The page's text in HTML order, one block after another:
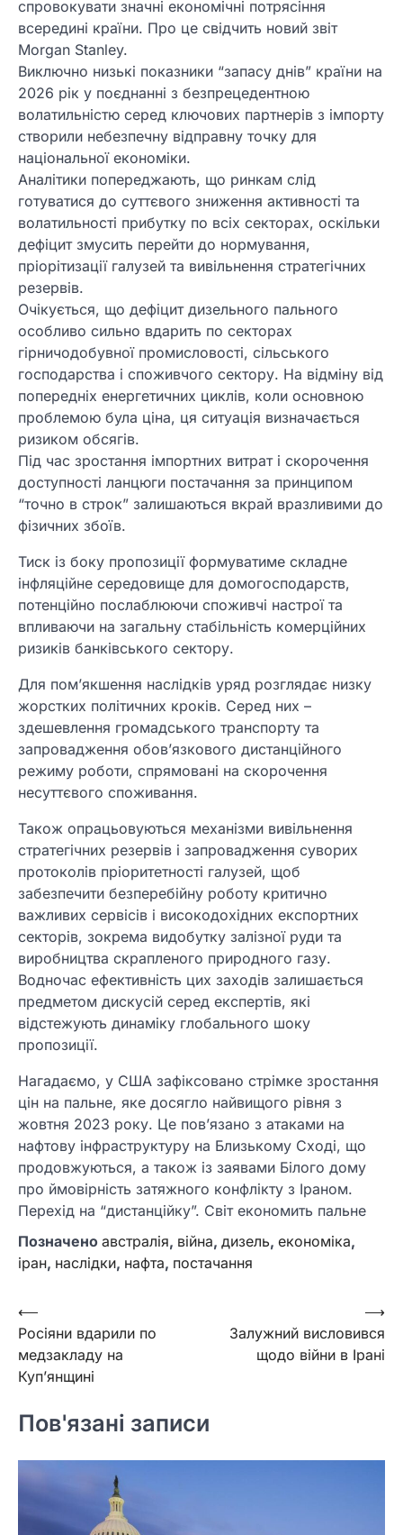
спровокувати значні економічні потрясіння
всередині країни. Про це свідчить новий звіт
Morgan Stanley.
Виключно низькі показники “запасу днів” країни на
2026 рік у поєднанні з безпрецедентною
волатильністю серед ключових партнерів з імпорту
створили небезпечну відправну точку для
національної економіки.
Аналітики попереджають, що ринкам слід
готуватися до суттєвого зниження активності та
волатильності прибутку по всіх секторах, оскільки
дефіцит змусить перейти до нормування,
пріорітизації галузей та вивільнення стратегічних
резервів.
Очікується, що дефіцит дизельного пального
особливо сильно вдарить по секторах
гірничодобувної промисловості, сільського
господарства і споживчого сектору. На відміну від
попередніх енергетичних циклів, коли основною
проблемою була ціна, ця ситуація визначається
ризиком обсягів.
Під час зростання імпортних витрат і скорочення
доступності ланцюги постачання за принципом
“точно в строк” залишаються вкрай вразливими до
фізичних збоїв.
Тиск із боку пропозиції формуватиме складне
інфляційне середовище для домогосподарств,
потенційно послаблюючи споживчі настрої та
впливаючи на загальну стабільність комерційних
ризиків банківського сектору.
Для пом’якшення наслідків уряд розглядає низку
жорстких політичних кроків. Серед них –
здешевлення громадського транспорту та
запровадження обов’язкового дистанційного
режиму роботи, спрямовані на скорочення
несуттєвого споживання.
Також опрацьовуються механізми вивільнення
стратегічних резервів і запровадження суворих
протоколів пріоритетності галузей, щоб
забезпечити безперебійну роботу критично
важливих сервісів і високодохідних експортних
секторів, зокрема видобутку залізної руди та
виробництва скрапленого природного газу.
Водночас ефективність цих заходів залишається
предметом дискусій серед експертів, які
відстежують динаміку глобального шоку
пропозиції.
Нагадаємо, у США зафіксовано стрімке зростання
цін на пальне, яке досягло найвищого рівня з
жовтня 2023 року. Це пов’язано з атаками на
нафтову інфраструктуру на Близькому Сході, що
продовжуються, а також із заявами Білого дому
про ймовірність затяжного конфлікту з Іраном.
Перехід на “дистанційку”. Світ економить пальне
Позначено австралія, війна, дизель, економіка,
іран, наслідки, нафта, постачання
Навігація
записів
⟵
Росіяни вдарили по
медзакладу на
Куп’янщині
Залужний висловився
щодо війни в Ірані
⟶
Пов'язані записи